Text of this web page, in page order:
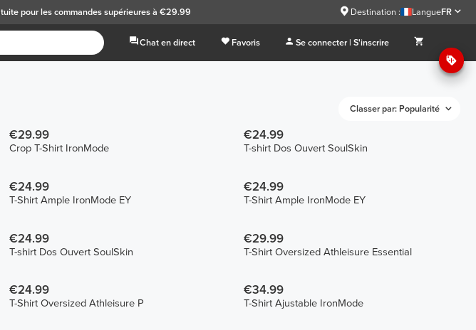
pour les commandes supérieures à €29.99 Destination : LangueFR
Chat en direct Favoris Se connecter | S'inscrire
Classer par: Popularité
€29.99
Crop T-Shirt IronMode
€24.99
T-shirt Dos Ouvert SoulSkin
€24.99
T-Shirt Ample IronMode EY
€24.99
T-Shirt Ample IronMode EY
€24.99
T-shirt Dos Ouvert SoulSkin
€29.99
T-Shirt Oversized Athleisure Essential
€24.99
T-Shirt Oversized Athleisure P
€34.99
T-Shirt Ajustable IronMode